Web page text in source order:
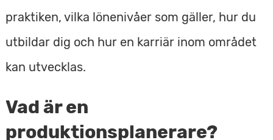
praktiken, vilka lönenivåer som gäller, hur du
utbildar dig och hur en karriär inom området
kan utvecklas.
Vad är en
produktionsplanerare?